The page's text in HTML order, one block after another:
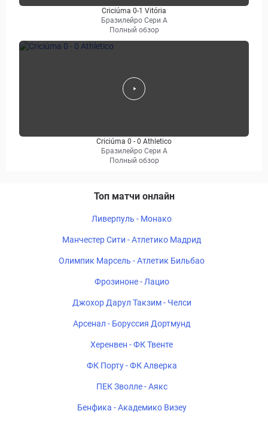
Criciúma 0-1 Vitória
Бразилейро Сери A
Полный обзор
Criciúma 0 - 0 Athletico
Бразилейро Сери A
Полный обзор
Топ матчи онлайн
Ливерпуль - Монако
Манчестер Сити - Атлетико Мадрид
Олимпик Марсель - Атлетик Бильбао
Фрозиноне - Лацио
Джохор Дарул Такзим - Челси
Арсенал - Боруссия Дортмунд
Херенвен - ФК Твенте
ФК Порту - ФК Алверка
ПЕК Зволле - Аякс
Бенфика - Академико Визеу